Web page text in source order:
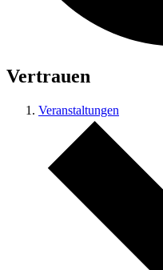
Vertrauen
Veranstaltungen